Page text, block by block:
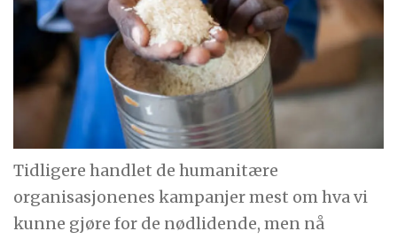
Tidligere handlet de humanitære
organisasjonenes kampanjer mest om hva vi
kunne gjøre for de nødlidende, men nå